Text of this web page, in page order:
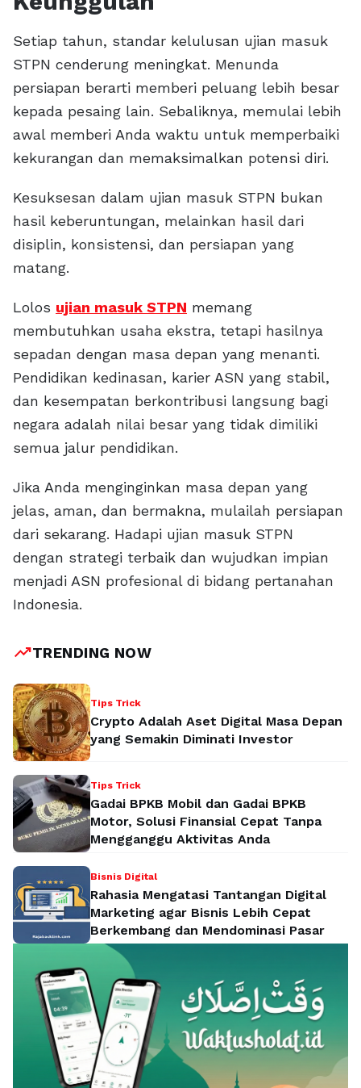
Setiap tahun, standar kelulusan ujian masuk
STPN cenderung meningkat. Menunda
persiapan berarti memberi peluang lebih besar
kepada pesaing lain. Sebaliknya, memulai lebih
awal memberi Anda waktu untuk memperbaiki
kekurangan dan memaksimalkan potensi diri.
Kesuksesan dalam ujian masuk STPN bukan
hasil keberuntungan, melainkan hasil dari
disiplin, konsistensi, dan persiapan yang
matang.
Lolos ujian masuk STPN memang
membutuhkan usaha ekstra, tetapi hasilnya
sepadan dengan masa depan yang menanti.
Pendidikan kedinasan, karier ASN yang stabil,
dan kesempatan berkontribusi langsung bagi
negara adalah nilai besar yang tidak dimiliki
semua jalur pendidikan.
Jika Anda menginginkan masa depan yang
jelas, aman, dan bermakna, mulailah persiapan
dari sekarang. Hadapi ujian masuk STPN
dengan strategi terbaik dan wujudkan impian
menjadi ASN profesional di bidang pertanahan
Indonesia.
trending_upTRENDING NOW
Tips Trick
Crypto Adalah Aset Digital Masa Depan
yang Semakin Diminati Investor
Tips Trick
Gadai BPKB Mobil dan Gadai BPKB
Motor, Solusi Finansial Cepat Tanpa
Mengganggu Aktivitas Anda
Bisnis Digital
Rahasia Mengatasi Tantangan Digital
Marketing agar Bisnis Lebih Cepat
Berkembang dan Mendominasi Pasar